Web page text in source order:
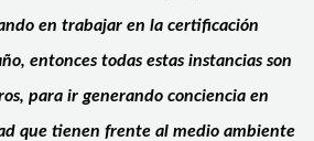
en trabajar en la certificación
entonces todas estas instancias son
para ir generando conciencia en
que tienen frente al medio ambiente